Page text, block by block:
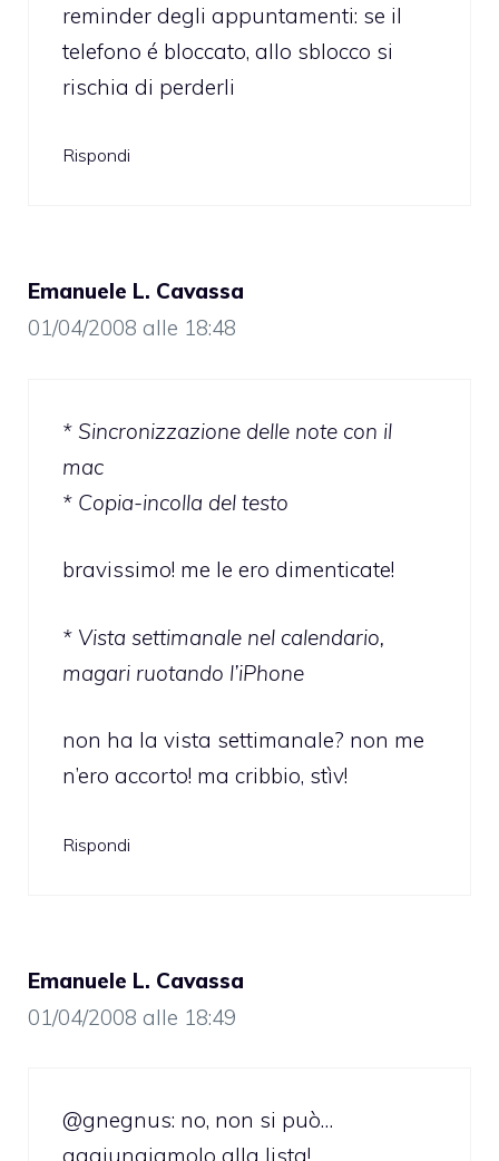
reminder degli appuntamenti: se il
telefono é bloccato, allo sblocco si
rischia di perderli
Rispondi
Emanuele L. Cavassa
01/04/2008 alle 18:48
* Sincronizzazione delle note con il
mac
* Copia-incolla del testo
bravissimo! me le ero dimenticate!
* Vista settimanale nel calendario,
magari ruotando l’iPhone
non ha la vista settimanale? non me
n’ero accorto! ma cribbio, stìv!
Rispondi
Emanuele L. Cavassa
01/04/2008 alle 18:49
@gnegnus: no, non si può…